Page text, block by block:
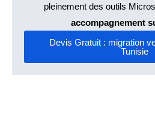
pleinement des outils
accompagnement
Devis Gratuit : migration
Tunisie